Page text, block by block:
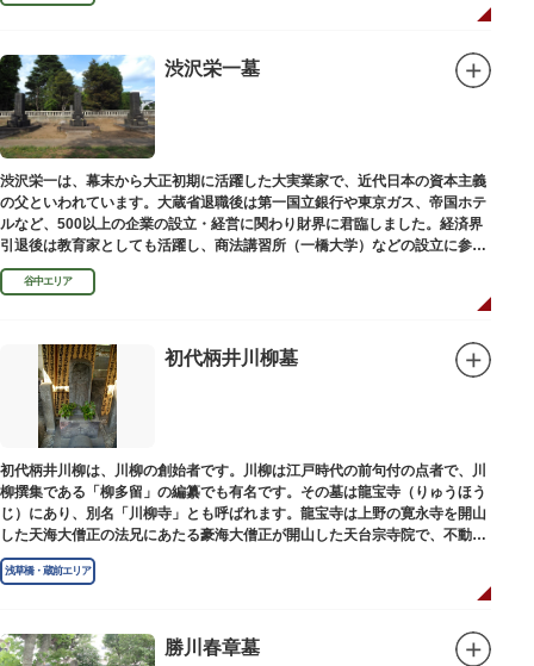
渋沢栄一墓
渋沢栄一は、幕末から大正初期に活躍した大実業家で、近代日本の資本主義
の父といわれています。大蔵省退職後は第一国立銀行や東京ガス、帝国ホテ
ルなど、500以上の企業の設立・経営に関わり財界に君臨しました。経済界
引退後は教育家としても活躍し、商法講習所（一橋大学）などの設立に参画
しました。お墓は谷中霊園にあります。
谷中エリア
初代柄井川柳墓
初代柄井川柳は、川柳の創始者です。川柳は江戸時代の前句付の点者で、川
柳撰集である「柳多留」の編纂でも有名です。その墓は龍宝寺（りゅうほう
じ）にあり、別名「川柳寺」とも呼ばれます。龍宝寺は上野の寛永寺を開山
した天海大僧正の法兄にあたる豪海大僧正が開山した天台宗寺院で、不動明
王の梵字を刻んだ板碑が境内に残っています。
浅草橋・蔵前エリア
勝川春章墓